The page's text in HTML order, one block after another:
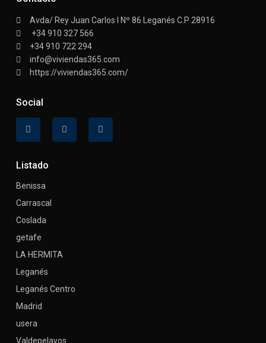
Avda/ Rey Juan Carlos I Nº 86 Leganés C.P 28916
+34 910 327 566
+34 910 722 294
info@viviendas365.com
https://viviendas365.com/
Social
Listado
Benissa
Carrascal
Coslada
getafe
LA HERMITA
Leganés
Leganés Centro
Madrid
usera
Valdepelayos